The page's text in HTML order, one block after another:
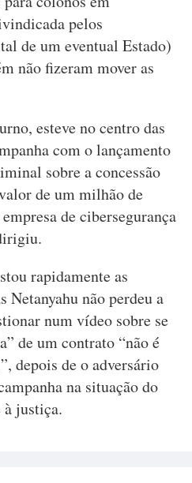
pelos
de um eventual Estado)
não fizeram mover as
esteve no centro das
com o lançamento
sobre a concessão
de um milhão de
de cibersegurança
rapidamente as
Netanyahu não perdeu a
num vídeo sobre se
de um contrato “não é
depois de o adversário
na situação do
justiça.